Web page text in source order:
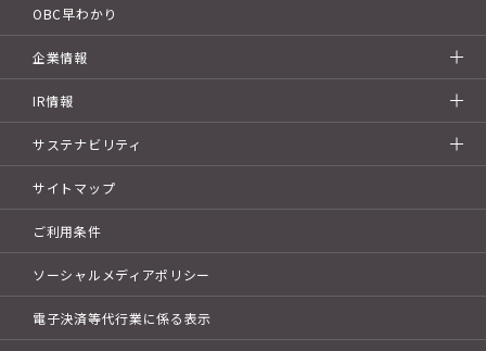
OBC早わかり
企業情報
IR情報
サステナビリティ
サイトマップ
ご利用条件
ソーシャルメディアポリシー
電子決済等代行業に係る表示